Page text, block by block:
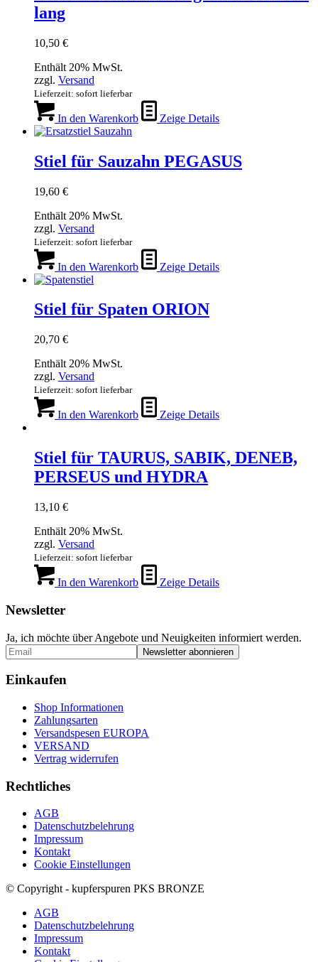
lang
10,50 €
Enthält 20% MwSt.
zzgl. Versand
Lieferzeit: sofort lieferbar
In den Warenkorb Zeige Details
Stiel für Sauzahn PEGASUS
19,60 €
Enthält 20% MwSt.
zzgl. Versand
Lieferzeit: sofort lieferbar
In den Warenkorb Zeige Details
Stiel für Spaten ORION
20,70 €
Enthält 20% MwSt.
zzgl. Versand
Lieferzeit: sofort lieferbar
In den Warenkorb Zeige Details
Stiel für TAURUS, SABIK, DENEB,
PERSEUS und HYDRA
13,10 €
Enthält 20% MwSt.
zzgl. Versand
Lieferzeit: sofort lieferbar
In den Warenkorb Zeige Details
Newsletter
Ja, ich möchte über Angebote und Neuigkeiten informiert werden.
Einkaufen
Shop Informationen
Zahlungsarten
Versandspesen EUROPA
VERSAND
Vertrag widerrufen
Rechtliches
AGB
Datenschutzbelehrung
Impressum
Kontakt
Cookie Einstellungen
© Copyright - kupferspuren PKS BRONZE
AGB
Datenschutzbelehrung
Impressum
Kontakt